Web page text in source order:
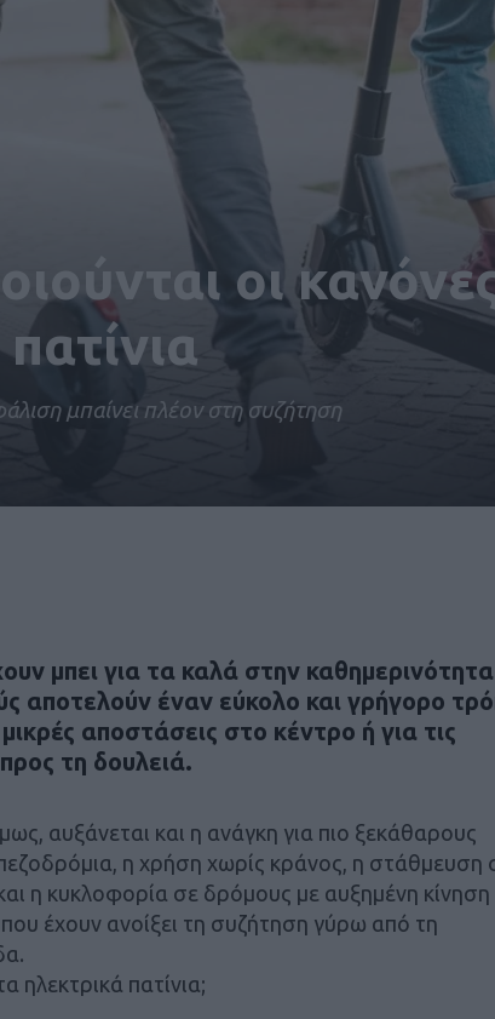
οι
μπαίνει πλέον στη συζήτηση
μπει για τα καλά στην καθημερινότητα
αποτελούν έναν εύκολο και γρήγορο
αποστάσεις στο κέντρο ή για τις
τη δουλειά.
αυξάνεται και η ανάγκη για πιο ξεκάθαρους
η χρήση χωρίς κράνος, η στάθμευση
η κυκλοφορία σε δρόμους με αυξημένη κίνηση
έχουν ανοίξει τη συζήτηση γύρω από τη
ηλεκτρικά πατίνια;